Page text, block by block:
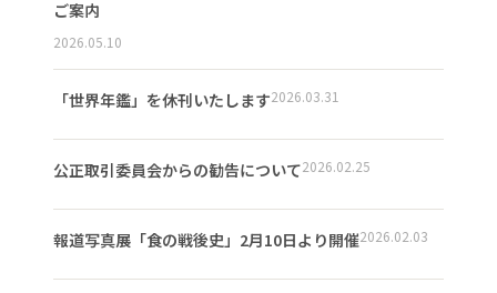
ご案内
2026.05.10
「世界年鑑」を休刊いたします2026.03.31
公正取引委員会からの勧告について2026.02.25
報道写真展「食の戦後史」2月10日より開催2026.02.03